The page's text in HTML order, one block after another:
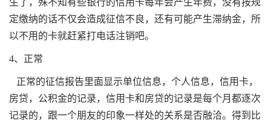
生了，殊不知有些银行的信用卡每年会产生年费，没有按规
定缴纳的话不仅会造成征信不良，还有可能产生滞纳金，所
以不用的卡就赶紧打电话注销吧。
4、正常
正常的征信报告里面显示单位信息，个人信息，信用卡，
房贷，公积金的记录，信用卡和房贷的记录是每个月都逐次
记录的，跟一个朋友的印象一样处的关系是否融洽。得到比